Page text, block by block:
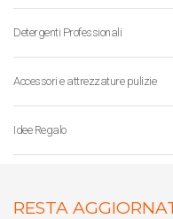
Detergenti Professionali
Accessori e attrezzature pulizie
Idee Regalo
RESTA